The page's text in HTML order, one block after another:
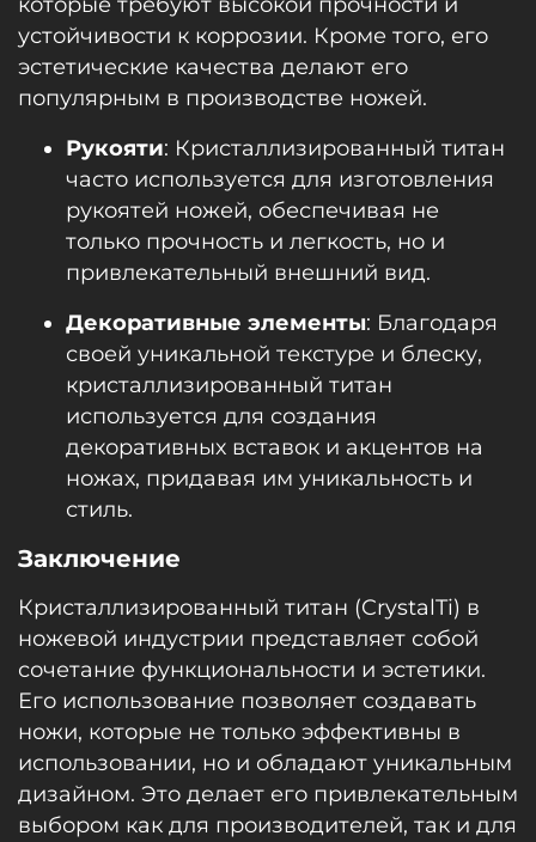
устойчивости к коррозии. Кроме того, его
эстетические качества делают его
популярным в производстве ножей.
Рукояти: Кристаллизированный титан
часто используется для изготовления
рукоятей ножей, обеспечивая не
только прочность и легкость, но и
привлекательный внешний вид.
Декоративные элементы: Благодаря
своей уникальной текстуре и блеску,
кристаллизированный титан
используется для создания
декоративных вставок и акцентов на
ножах, придавая им уникальность и
стиль.
Заключение
Кристаллизированный титан (CrystalTi) в
ножевой индустрии представляет собой
сочетание функциональности и эстетики.
Его использование позволяет создавать
ножи, которые не только эффективны в
использовании, но и обладают уникальным
дизайном. Это делает его привлекательным
выбором как для производителей, так и для